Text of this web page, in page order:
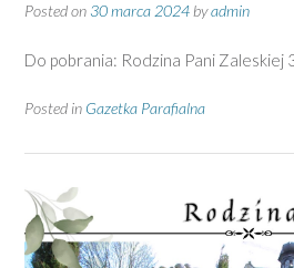
Posted on 30 marca 2024 byadmin
Do pobrania: Rodzina Pani Zaleskiej
Posted in Gazetka Parafialna